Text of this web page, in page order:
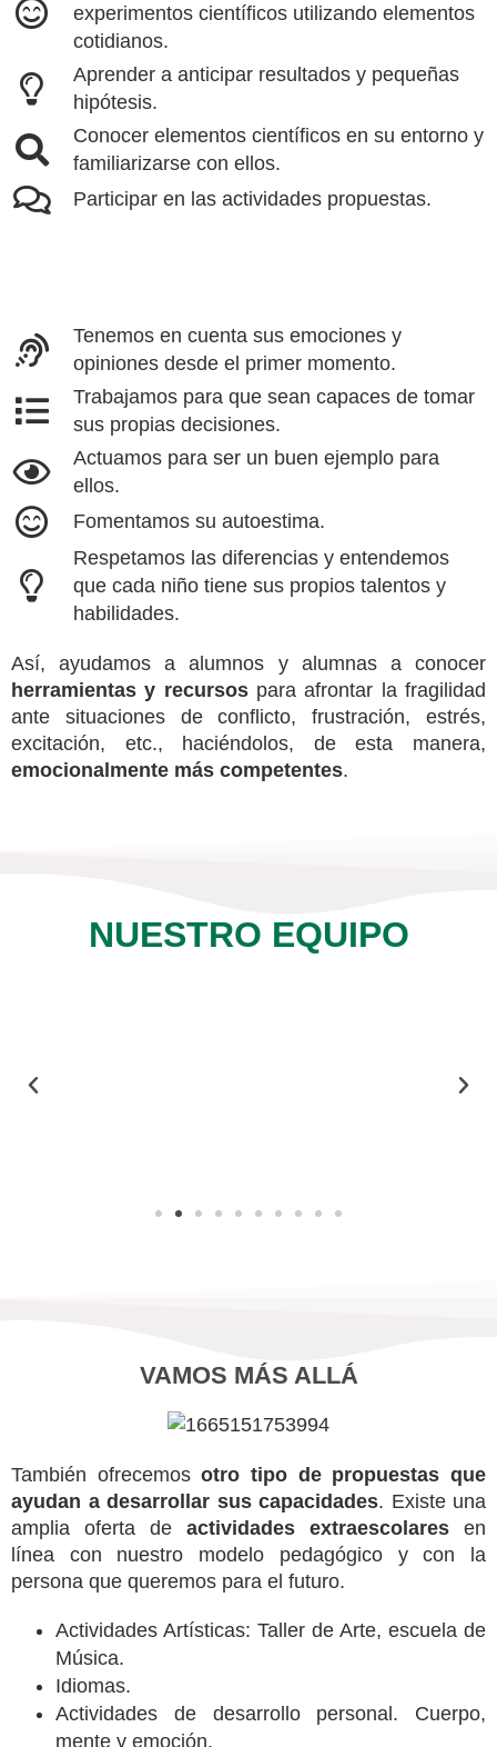
experimentos científicos utilizando elementos
cotidianos.
Aprender a anticipar resultados y pequeñas
hipótesis.
Conocer elementos científicos en su entorno y
familiarizarse con ellos.
Participar en las actividades propuestas.
Tenemos en cuenta sus emociones y
opiniones desde el primer momento.
Trabajamos para que sean capaces de tomar
sus propias decisiones.
Actuamos para ser un buen ejemplo para
ellos.
Fomentamos su autoestima.
Respetamos las diferencias y entendemos
que cada niño tiene sus propios talentos y
habilidades.
Así, ayudamos a alumnos y alumnas a conocer
herramientas y recursospara afrontar la fragilidad
ante situaciones de conflicto, frustración, estrés,
excitación, etc., haciéndolos, de esta manera,
emocionalmente más competentes.
NUESTRO EQUIPO
VAMOS MÁS ALLÁ
También ofrecemosotro tipo de propuestas que
ayudan a desarrollar sus capacidades. Existe una
amplia oferta de actividades extraescolares en
línea con nuestro modelo pedagógico y con la
persona que queremos para el futuro.
Actividades Artísticas: Taller de Arte, escuela de
Música.
Idiomas.
Actividades de desarrollo personal. Cuerpo,
mente y emoción.